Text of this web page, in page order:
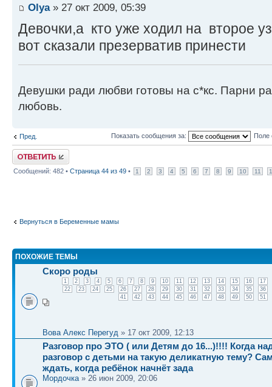
Оlya» 27 окт 2009, 05:39
Девочки,а кто уже ходил на второе
вот сказали презерватив принести
Девушки ради любви готовы на с*кс. Парни
любовь.
Пред. Показать сообщения за: Поле
Ответить
Сообщений: 482 • Страница 44 из 49 • 1 2 3 4 5 6 7 8 9 10 11
Вернуться в Беременные мамы
ПОХОЖИЕ ТЕМЫ
Скоро роды
1 2 3 4 5 6 7 8 9 10 11 12 13 14 15 16
17
22
23 24 25 26 27 28 29 30 31 32 33 34 35
36
41
42 43 44 45 46 47 48 49 50 51
Вова Алекс Перегуд » 17 окт 2009, 12:13
Разговор про ЭТО ( или Детям до 16...)!!!! Когда
разговор с детьми на такую деликатную тему?
ждать, когда ребёнок начнёт зада
Мордочка » 26 июн 2009, 20:06